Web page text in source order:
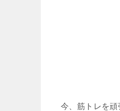
今、筋トレを